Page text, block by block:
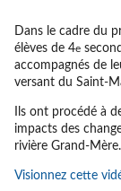
Dans le cadre du
élèves de 4e
accompagnés de
versant du Saint-
Ils ont procédé à
impacts des
rivière Grand-Mère.
Visionnez cette